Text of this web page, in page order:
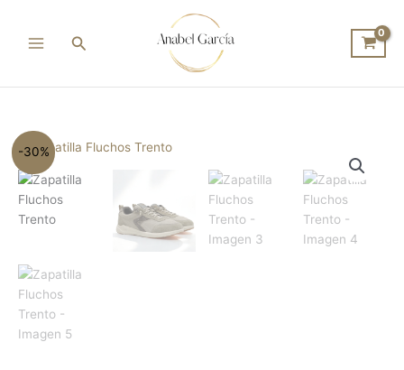
contenido
Buscar
-30%
El
94.95€.
El
es:
66.47€.
Zapatilla
Fluchos
Trento
cantidad